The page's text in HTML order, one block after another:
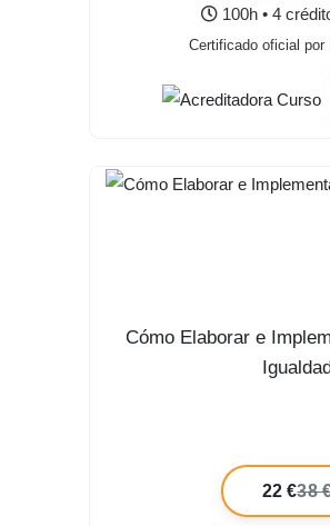
100h • 4
Certificado oficial por
Cómo Elaborar e
22 €38